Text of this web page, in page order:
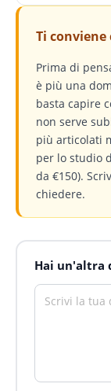
Ti
Prima di
è più una
basta capire
non serve
più articolati
per lo studio
da €150).
chiedere.
Hai un'altra